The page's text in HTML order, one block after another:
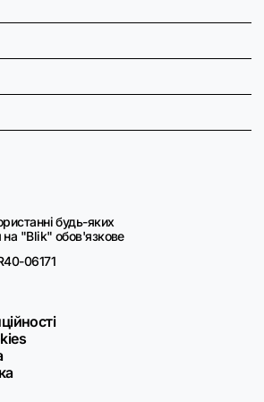
будь-яких
на "Blik" обов'язкове
06171